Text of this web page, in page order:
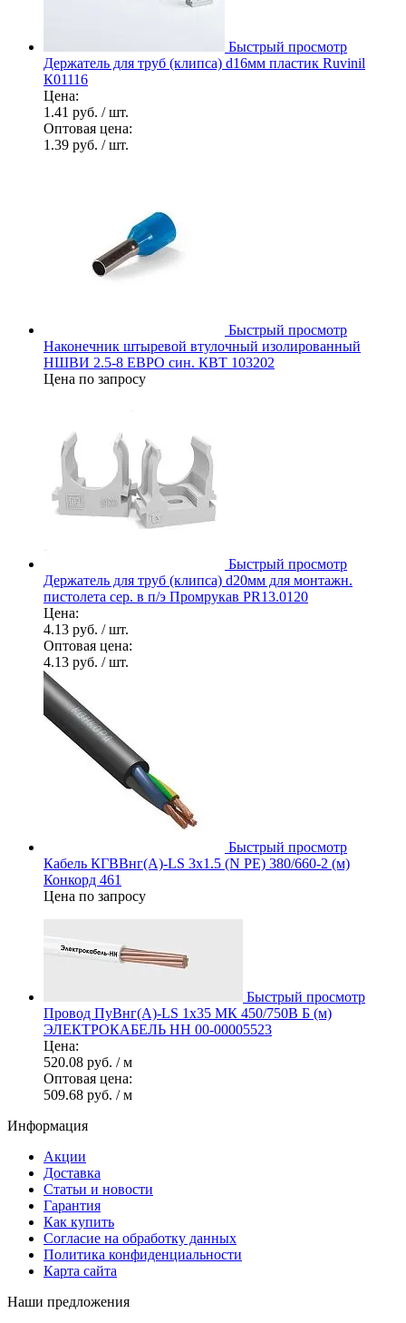
Быстрый просмотр
Держатель для труб (клипса) d16мм пластик Ruvinil
К01116
Цена:
1.41 руб. / шт.
Оптовая цена:
1.39 руб. / шт.
Быстрый просмотр
Наконечник штыревой втулочный изолированный
НШВИ 2.5-8 ЕВРО син. КВТ 103202
Цена по запросу
Быстрый просмотр
Держатель для труб (клипса) d20мм для монтажн.
пистолета сер. в п/э Промрукав PR13.0120
Цена:
4.13 руб. / шт.
Оптовая цена:
4.13 руб. / шт.
Быстрый просмотр
Кабель КГВВнг(А)-LS 3х1.5 (N PE) 380/660-2 (м)
Конкорд 461
Цена по запросу
Быстрый просмотр
Провод ПуВнг(А)-LS 1х35 МК 450/750В Б (м)
ЭЛЕКТРОКАБЕЛЬ НН 00-00005523
Цена:
520.08 руб. / м
Оптовая цена:
509.68 руб. / м
Информация
Акции
Доставка
Статьи и новости
Гарантия
Как купить
Согласие на обработку данных
Политика конфиденциальности
Карта сайта
Наши предложения